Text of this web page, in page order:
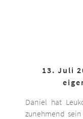
13. Juli
Daniel hat
zunehmend